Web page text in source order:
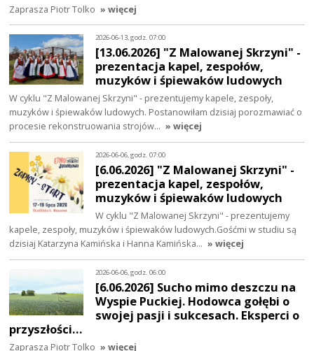
Zaprasza Piotr Tolko » więcej
2026-06-13, godz. 07:00
[13.06.2026] "Z Malowanej Skrzyni" -
prezentacja kapel, zespołów,
muzyków i śpiewaków ludowych
W cyklu "Z Malowanej Skrzyni" - prezentujemy kapele, zespoły,
muzyków i śpiewaków ludowych. Postanowiłam dzisiaj porozmawiać o
procesie rekonstruowania strojów… » więcej
2026-06-06, godz. 07:00
[6.06.2026] "Z Malowanej Skrzyni" -
prezentacja kapel, zespołów,
muzyków i śpiewaków ludowych
W cyklu "Z Malowanej Skrzyni" - prezentujemy
kapele, zespoły, muzyków i śpiewaków ludowych.Gośćmi w studiu są
dzisiaj Katarzyna Kamińska i Hanna Kamińska… » więcej
2026-06-06, godz. 06:00
[6.06.2026] Sucho mimo deszczu na
Wyspie Puckiej. Hodowca gołębi o
swojej pasji i sukcesach. Eksperci o
przyszłości…
Zaprasza Piotr Tolko » więcej